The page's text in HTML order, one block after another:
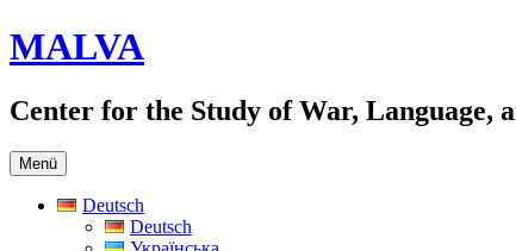
Zum
Inhalt
MALVA
Center for the Study of War, Language,
Menü
Deutsch
Deutsch